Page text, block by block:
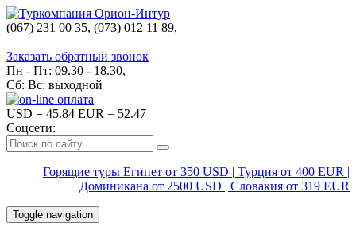
(067) 231 00 35, (073) 012 11 89,
Заказать обратный звонок
Пн - Пт: 09.30 - 18.30,
Сб: Вс: выходной
USD = 45.84 EUR = 52.47
Соцсети:
Горящие туры Египет от 350 USD | Турция от 400 EUR |
Доминикана от 2500 USD | Словакия от 319 EUR
Toggle navigation